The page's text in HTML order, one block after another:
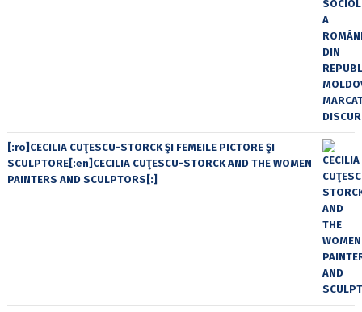
[:ro]CECILIA CUŢESCU-STORCK ŞI FEMEILE PICTORE ŞI
SCULPTORE[:en]CECILIA CUŢESCU-STORCK AND THE WOMEN
PAINTERS AND SCULPTORS[:]